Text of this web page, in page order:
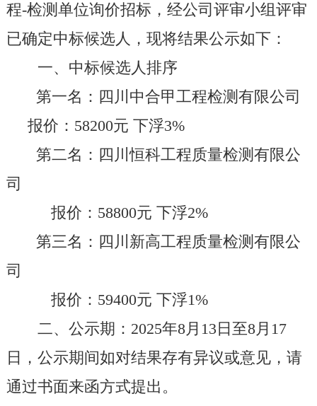
程-检测单位询价招标，经公司 评审小组评审
已确定中标候选人，现将结果公示如下：
一、中标候选人排序
第一名 ： 四川中合甲工程检测 有限公司
报价： 58200元 下浮3%
第二名： 四川恒科工程质量检测 有限公
司
报价： 58800元 下浮2%
第三名： 四川新高工程质量检测 有限公
司
报价： 59400元 下浮1%
二、公示期： 2025年8月 13日至8月 17
日 ，公示期间如对结果存有异议或意见，请
通过书面来函方式提出。